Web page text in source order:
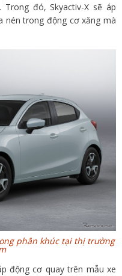
đó, Skyactiv-X sẽ áp
nén trong động cơ xăng mà
phân khúc tại thị trường
động cơ quay trên mẫu xe